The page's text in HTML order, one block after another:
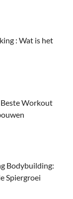
: Wat is het
Beste Workout
Bodybuilding:
Spiergroei